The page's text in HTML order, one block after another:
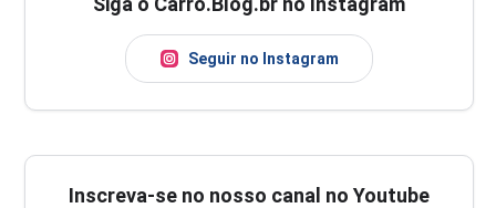
Seguir no Instagram
Inscreva-se no nosso canal no Youtube